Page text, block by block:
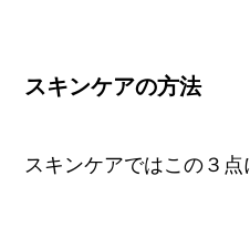
スキンケアの方法
スキンケアではこの３点